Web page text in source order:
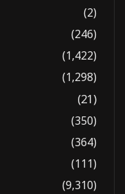
(2)
(246)
(1,422)
(1,298)
(21)
(350)
(364)
(111)
(9,310)